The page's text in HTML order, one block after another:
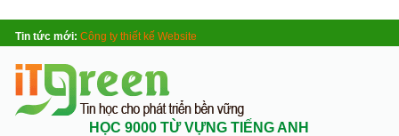
Tin tức mới: Công ty thiết kế Website
HỌC 9000 TỪ VỰNG TIẾNG ANH